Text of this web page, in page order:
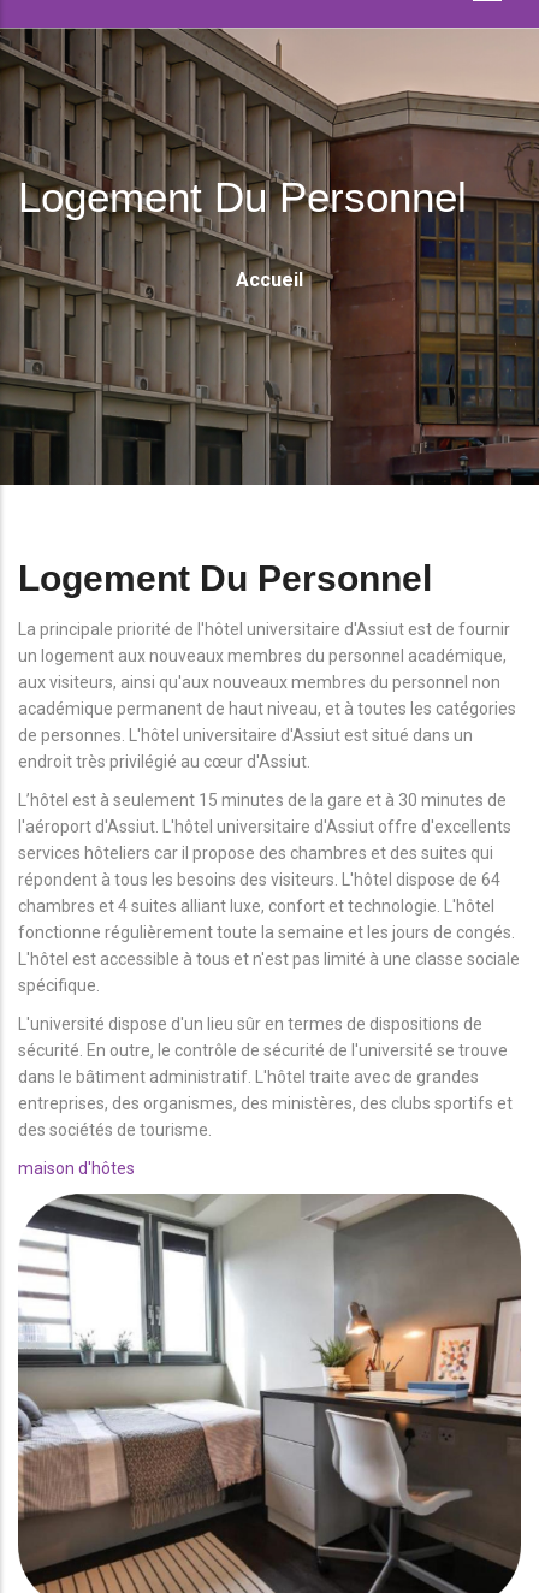
Logement Du Personnel
Fil
D'Ariane
Accueil
Logement Du Personnel
La principale priorité de l'hôtel universitaire d'Assiut est de fournir
un logement aux nouveaux membres du personnel académique,
aux visiteurs, ainsi qu'aux nouveaux membres du personnel non
académique permanent de haut niveau, et à toutes les catégories
de personnes. L'hôtel universitaire d'Assiut est situé dans un
endroit très privilégié au cœur d'Assiut.
L’hôtel est à seulement 15 minutes de la gare et à 30 minutes de
l'aéroport d'Assiut. L'hôtel universitaire d'Assiut offre d'excellents
services hôteliers car il propose des chambres et des suites qui
répondent à tous les besoins des visiteurs. L'hôtel dispose de 64
chambres et 4 suites alliant luxe, confort et technologie. L'hôtel
fonctionne régulièrement toute la semaine et les jours de congés.
L'hôtel est accessible à tous et n'est pas limité à une classe sociale
spécifique.
L'université dispose d'un lieu sûr en termes de dispositions de
sécurité. En outre, le contrôle de sécurité de l'université se trouve
dans le bâtiment administratif. L'hôtel traite avec de grandes
entreprises, des organismes, des ministères, des clubs sportifs et
des sociétés de tourisme.
maison d'hôtes